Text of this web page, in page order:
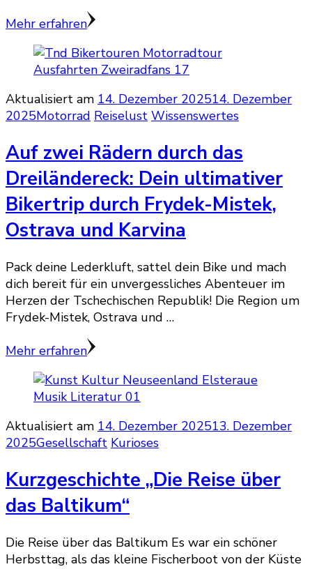
Mehr erfahren
Aktualisiert am 14. Dezember 202514. Dezember
2025Motorrad Reiselust Wissenswertes
Auf zwei Rädern durch das
Dreiländereck: Dein ultimativer
Bikertrip durch Frydek-Mistek,
Ostrava und Karvina
Pack deine Lederkluft, sattel dein Bike und mach
dich bereit für ein unvergessliches Abenteuer im
Herzen der Tschechischen Republik! Die Region um
Frydek-Mistek, Ostrava und …
Mehr erfahren
Aktualisiert am 14. Dezember 202513. Dezember
2025Gesellschaft Kurioses
Kurzgeschichte „Die Reise über
das Baltikum“
Die Reise über das Baltikum Es war ein schöner
Herbsttag, als das kleine Fischerboot von der Küste